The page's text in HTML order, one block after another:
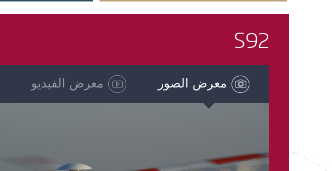
S92
معرض الصور معرض الفيديو